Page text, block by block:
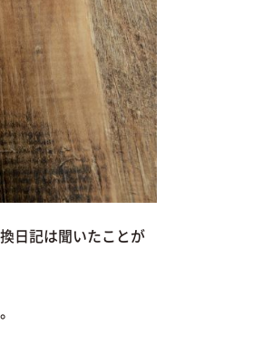
日記は聞いたことが